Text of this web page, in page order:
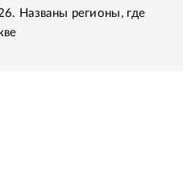
Названы регионы, где